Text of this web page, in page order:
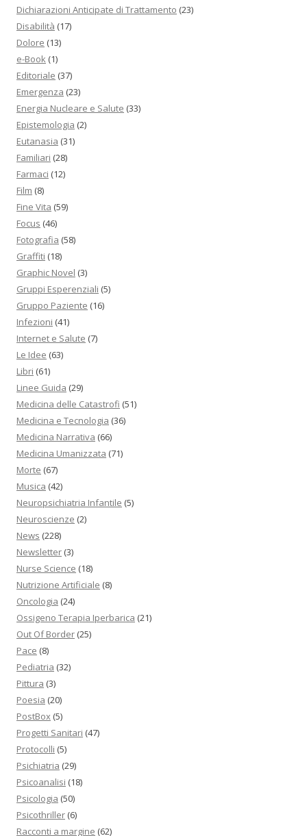
Dichiarazioni Anticipate di Trattamento (23)
Disabilità (17)
Dolore (13)
e-Book (1)
Editoriale (37)
Emergenza (23)
Energia Nucleare e Salute (33)
Epistemologia (2)
Eutanasia (31)
Familiari (28)
Farmaci (12)
Film (8)
Fine Vita (59)
Focus (46)
Fotografia (58)
Graffiti (18)
Graphic Novel (3)
Gruppi Esperenziali (5)
Gruppo Paziente (16)
Infezioni (41)
Internet e Salute (7)
Le Idee (63)
Libri (61)
Linee Guida (29)
Medicina delle Catastrofi (51)
Medicina e Tecnologia (36)
Medicina Narrativa (66)
Medicina Umanizzata (71)
Morte (67)
Musica (42)
Neuropsichiatria Infantile (5)
Neuroscienze (2)
News (228)
Newsletter (3)
Nurse Science (18)
Nutrizione Artificiale (8)
Oncologia (24)
Ossigeno Terapia Iperbarica (21)
Out Of Border (25)
Pace (8)
Pediatria (32)
Pittura (3)
Poesia (20)
PostBox (5)
Progetti Sanitari (47)
Protocolli (5)
Psichiatria (29)
Psicoanalisi (18)
Psicologia (50)
Psicothriller (6)
Racconti a margine (62)